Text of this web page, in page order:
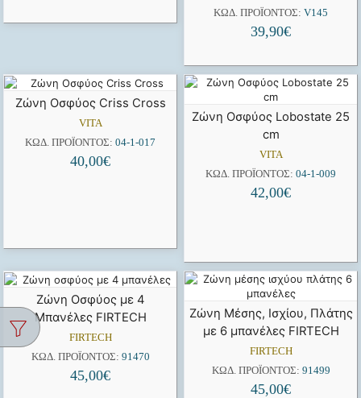
ΚΩΔ. ΠΡΟΪΌΝΤΟΣ: V145
39,90€
Ζώνη Οσφύος Criss Cross
VITA
ΚΩΔ. ΠΡΟΪΌΝΤΟΣ: 04-1-017
40,00€
Ζώνη Οσφύος Lobostate 25
cm
VITA
ΚΩΔ. ΠΡΟΪΌΝΤΟΣ: 04-1-009
42,00€
Ζώνη Oσφύος με 4
Μπανέλες FIRTECH
FIRTECH
ΚΩΔ. ΠΡΟΪΌΝΤΟΣ: 91470
45,00€
Ζώνη Μέσης, Ισχίου, Πλάτης
με 6 μπανέλες FIRTECH
FIRTECH
ΚΩΔ. ΠΡΟΪΌΝΤΟΣ: 91499
45,00€